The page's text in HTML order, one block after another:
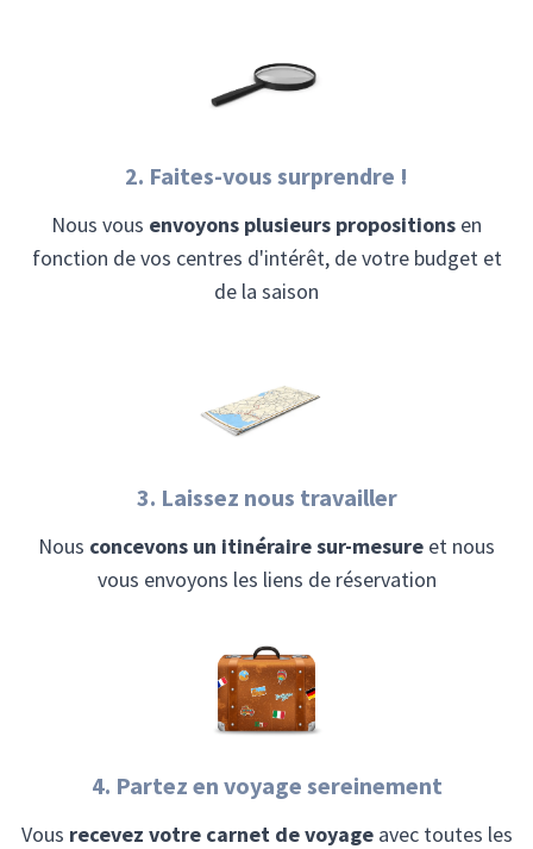
2. Faites-vous surprendre !
Nous vous envoyons plusieurs propositions en
fonction de vos centres d'intérêt, de votre budget et
de la saison
3. Laissez nous travailler
Nous concevons un itinéraire sur-mesure et nous
vous envoyons les liens de réservation
4. Partez en voyage sereinement
Vous recevez votre carnet de voyageavec toutes les